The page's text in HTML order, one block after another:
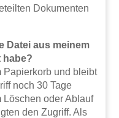
Dokumenten
Datei aus meinem
habe?
Papierkorb und bleibt
noch 30 Tage
Löschen oder Ablauf
den Zugriff. Als